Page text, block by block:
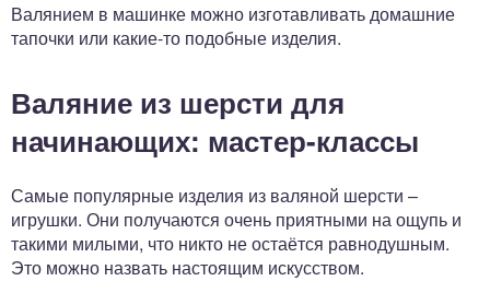
Валянием в машинке можно изготавливать домашние
тапочки или какие-то подобные изделия.
Валяние из шерсти для
начинающих: мастер-классы
Самые популярные изделия из валяной шерсти –
игрушки. Они получаются очень приятными на ощупь и
такими милыми, что никто не остаётся равнодушным.
Это можно назвать настоящим искусством.